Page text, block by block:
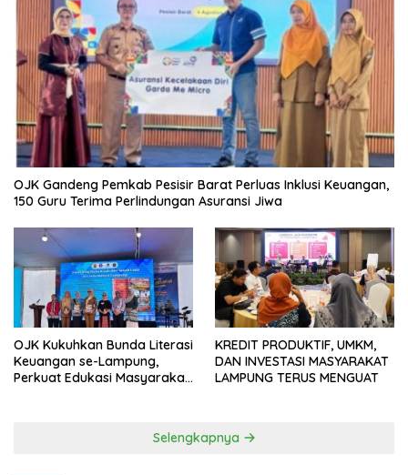
OJK Gandeng Pemkab Pesisir Barat Perluas Inklusi Keuangan,
150 Guru Terima Perlindungan Asuransi Jiwa
OJK Kukuhkan Bunda Literasi
Keuangan se-Lampung,
Perkuat Edukasi Masyarakat
KREDIT PRODUKTIF, UMKM,
DAN INVESTASI MASYARAKAT
LAMPUNG TERUS MENGUAT
Selengkapnya